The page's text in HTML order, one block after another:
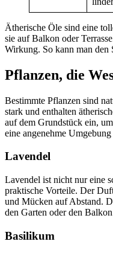
Ätherische Öle sind eine
sie auf Balkon oder
Wirkung. So kann man den
Pflanzen, die
Bestimmte Pflanzen sind
stark und enthalten
auf dem Grundstück ein,
eine angenehme
Lavendel
Lavendel ist nicht nur eine
praktische Vorteile. Der
und Mücken auf Abstand.
den Garten oder den
Basilikum